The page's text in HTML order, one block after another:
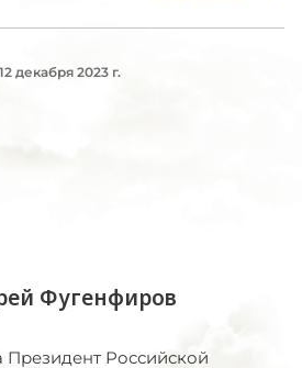
Фугенфиров
12 декабря 2023 г.
Президент Российской